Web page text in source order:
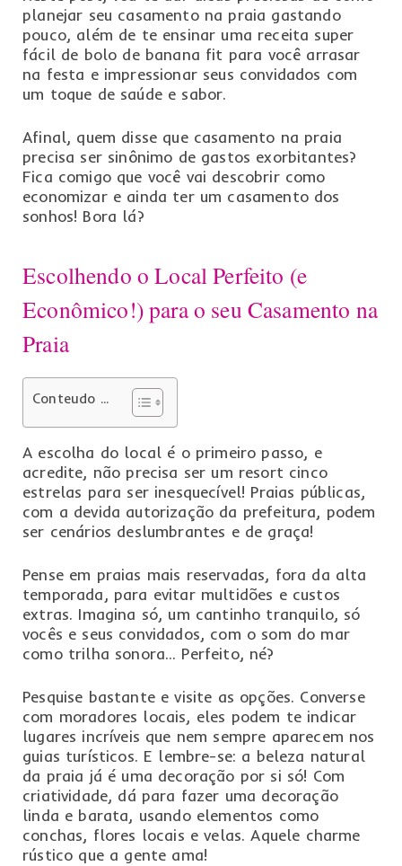
planejar seu casamento na praia gastando
pouco, além de te ensinar uma receita super
fácil de bolo de banana fit para você arrasar
na festa e impressionar seus convidados com
um toque de saúde e sabor.
Afinal, quem disse que casamento na praia
precisa ser sinônimo de gastos exorbitantes?
Fica comigo que você vai descobrir como
economizar e ainda ter um casamento dos
sonhos! Bora lá?
Escolhendo o Local Perfeito (e
Econômico!) para o seu Casamento na
Praia
Conteudo ...
A escolha do local é o primeiro passo, e
acredite, não precisa ser um resort cinco
estrelas para ser inesquecível! Praias públicas,
com a devida autorização da prefeitura, podem
ser cenários deslumbrantes e de graça!
Pense em praias mais reservadas, fora da alta
temporada, para evitar multidões e custos
extras. Imagina só, um cantinho tranquilo, só
vocês e seus convidados, com o som do mar
como trilha sonora… Perfeito, né?
Pesquise bastante e visite as opções. Converse
com moradores locais, eles podem te indicar
lugares incríveis que nem sempre aparecem nos
guias turísticos. E lembre-se: a beleza natural
da praia já é uma decoração por si só! Com
criatividade, dá para fazer uma decoração
linda e barata, usando elementos como
conchas, flores locais e velas. Aquele charme
rústico que a gente ama!